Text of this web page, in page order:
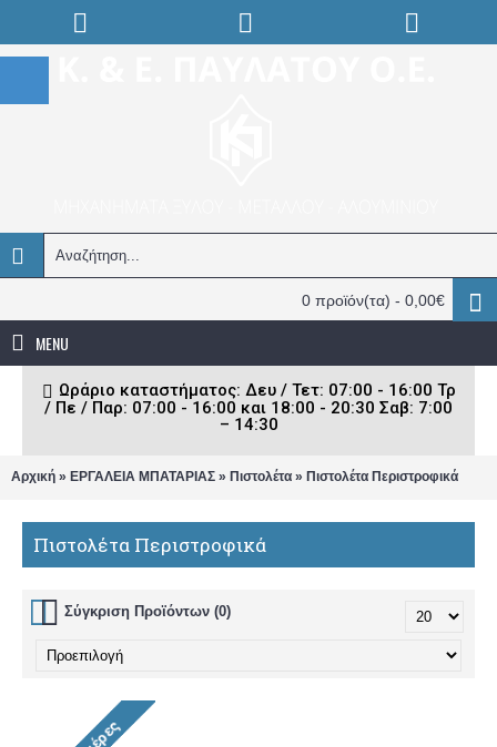
0 προϊόν(τα) - 0,00€
MENU
Ωράριο καταστήματος: Δευ / Τετ: 07:00 - 16:00 Τρ
/ Πε / Παρ: 07:00 - 16:00 και 18:00 - 20:30 Σαβ: 7:00
– 14:30
Αρχική » ΕΡΓΑΛΕΙΑ ΜΠΑΤΑΡΙΑΣ » Πιστολέτα » Πιστολέτα Περιστροφικά
Πιστολέτα Περιστροφικά
Σύγκριση Προϊόντων (0)